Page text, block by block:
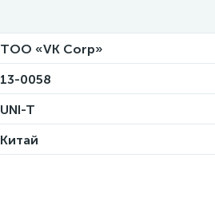
ТОО «VK Corp»
13-0058
UNI-T
Китай